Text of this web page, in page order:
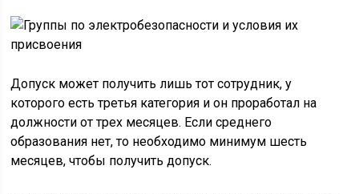
Допуск может получить лишь тот сотрудник, у
которого есть третья категория и он проработал на
должности от трех месяцев. Если среднего
образования нет, то необходимо минимум шесть
месяцев, чтобы получить допуск.